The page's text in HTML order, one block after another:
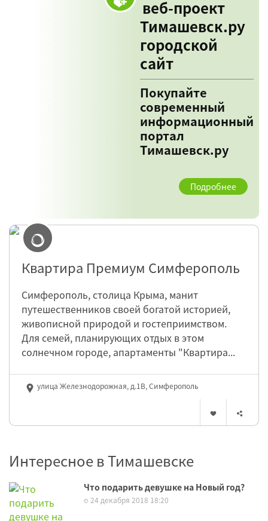
веб-проект
Тимашевск.ру
городской
сайт
Покупайте
современный
информационный
портал
Тимашевск.ру
Подробнее
Квартира Премиум Симферополь
Симферополь, столица Крыма, манит
путешественников своей богатой историей,
живописной природой и гостеприимством.
Для семей, планирующих отдых в этом
солнечном городе, апартаменты "Квартира...
улица Железнодорожная, д.1В, Симферополь
Интересное в Тимашевске
Что подарить девушке на Новый год?
24 декабря 2018 18:20